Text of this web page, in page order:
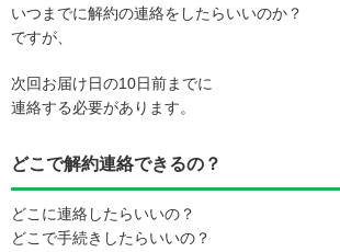
いつまでに解約の連絡をしたらいいのか？
ですが、
次回お届け日の10日前までに
連絡する必要があります。
どこで解約連絡できるの？
どこに連絡したらいいの？
どこで手続きしたらいいの？